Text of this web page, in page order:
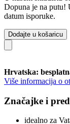
Dopuna je na putu!
datum isporuke.
Dodajte u košaricu
Hrvatska:
Više informacija o
Značajke i
idealno za